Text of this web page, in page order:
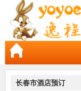
长春市酒店预订